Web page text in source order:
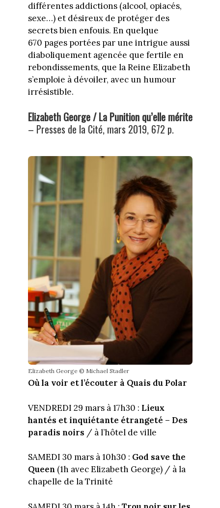
différentes addictions (alcool, opiacés,
sexe…) et désireux de protéger des
secrets bien enfouis. En quelque
670 pages portées par une intrigue aussi
diaboliquement agencée que fertile en
rebondissements, que la Reine Elizabeth
s’emploie à dévoiler, avec un humour
irrésistible.
Elizabeth George / La Punition qu’elle mérite
– Presses de la Cité, mars 2019, 672 p.
Elizabeth George © Michael Stadler
Où la voir et l’écouter à Quais du Polar
VENDREDI 29 mars à 17h30 : Lieux
hantés et inquiétante étrangeté – Des
paradis noirs / à l’hôtel de ville
SAMEDI 30 mars à 10h30 : God save the
Queen (1h avec Elizabeth George) / à la
chapelle de la Trinité